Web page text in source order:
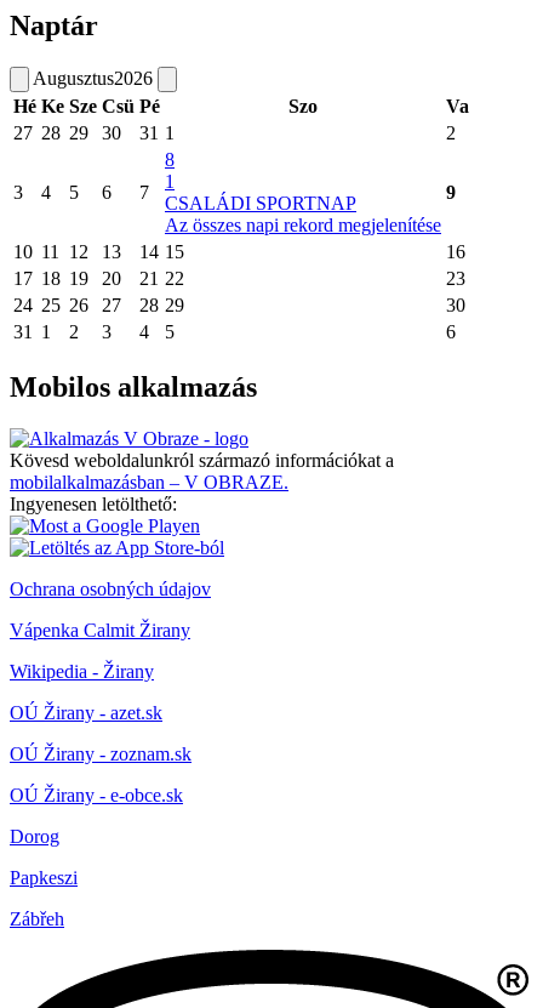
Naptár
Augusztus2026
Hé Ke Sze Csü Pé Szo
Va
27 28 29 30 31 1 2
3 4 5 6 7
8
1
CSALÁDI SPORTNAP
Az összes napi rekord megjelenítése
9
10 11 12 13 14 15
16
17 18 19 20 21 22
23
24 25 26 27 28 29
30
31
1 2 3 4 5 6
Mobilos alkalmazás
Kövesd weboldalunkról származó információkat a
mobilalkalmazásban – V OBRAZE.
Ingyenesen letölthető:
Ochrana osobných údajov
Vápenka Calmit Žirany
Wikipedia - Žirany
OÚ Žirany - azet.sk
OÚ Žirany - zoznam.sk
OÚ Žirany - e-obce.sk
Dorog
Papkeszi
Zábřeh